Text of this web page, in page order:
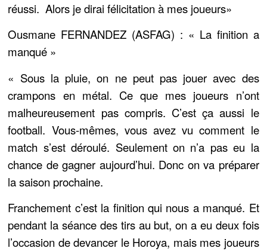
réussi. Alors je dirai félicitation à mes joueurs»
Ousmane FERNANDEZ (ASFAG) : « La finition a
manqué »
« Sous la pluie, on ne peut pas jouer avec des
crampons en métal. Ce que mes joueurs n’ont
malheureusement pas compris. C’est ça aussi le
football. Vous-mêmes, vous avez vu comment le
match s’est déroulé. Seulement on n’a pas eu la
chance de gagner aujourd’hui. Donc on va préparer
la saison prochaine.
Franchement c’est la finition qui nous a manqué. Et
pendant la séance des tirs au but, on a eu deux fois
l’occasion de devancer le Horoya, mais mes joueurs